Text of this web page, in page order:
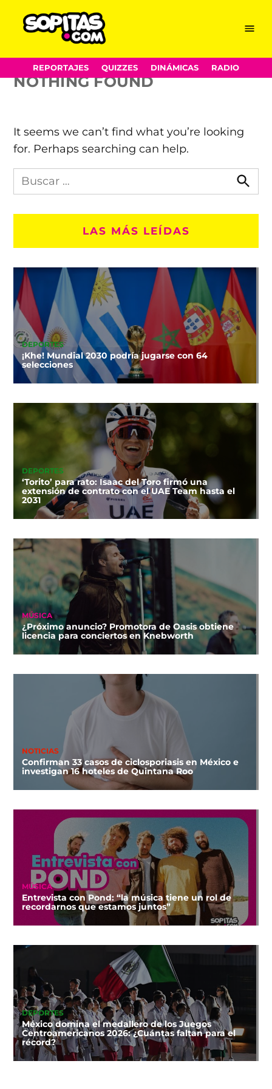
content
Menu
REPORTAJES QUIZZES DINÁMICAS RADIO
Next in Fashion
NOTHING FOUND
It seems we can’t find what you’re looking
for. Perhaps searching can help.
Busca
en
LAS MÁS LEÍDAS
DEPORTES
¡Khe! Mundial 2030 podría jugarse con 64
selecciones
DEPORTES
‘Torito’ para rato: Isaac del Toro firmó una
extensión de contrato con el UAE Team hasta el
2031
MÚSICA
¿Próximo anuncio? Promotora de Oasis obtiene
licencia para conciertos en Knebworth
NOTICIAS
Confirman 33 casos de ciclosporiasis en México e
investigan 16 hoteles de Quintana Roo
MÚSICA
Entrevista con Pond: “la música tiene un rol de
recordarnos que estamos juntos”
DEPORTES
México domina el medallero de los Juegos
Centroamericanos 2026: ¿Cuántas faltan para el
récord?